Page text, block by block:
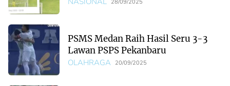
28/09/2025
PSMS Medan Raih Hasil Seru 3-3
Lawan PSPS Pekanbaru
OLAHRAGA 20/09/2025